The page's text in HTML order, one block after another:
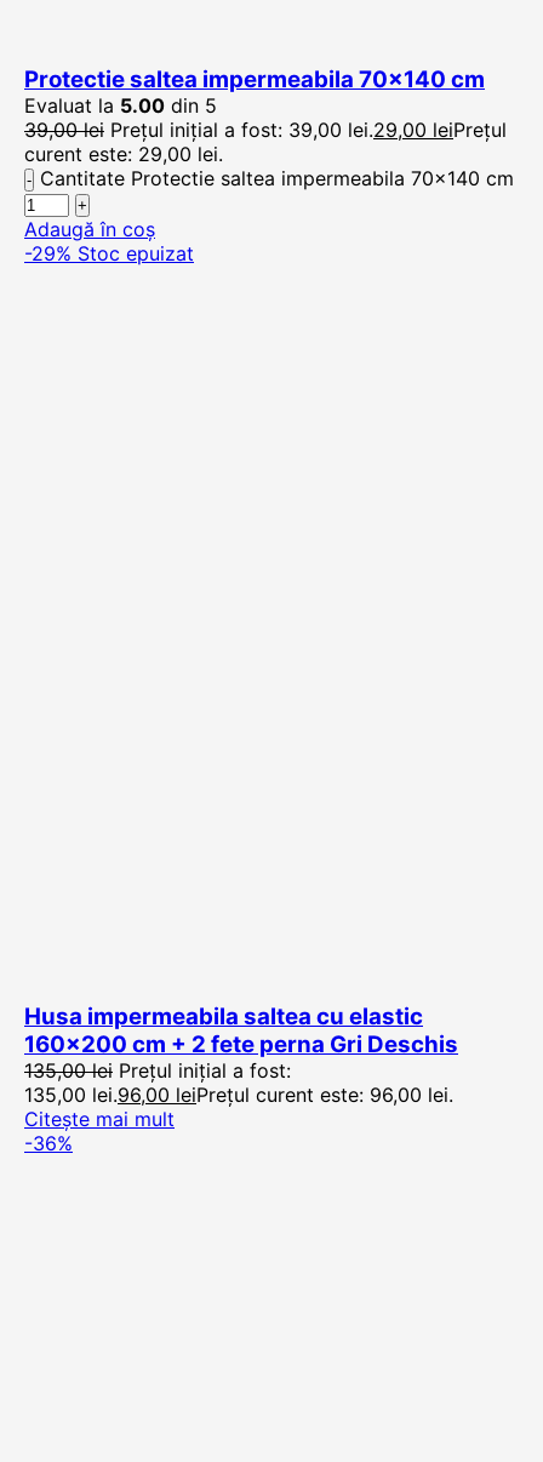
Protectie saltea impermeabila 70×140 cm
Evaluat la 5.00 din 5
39,00lei Prețul inițial a fost: 39,00 lei.29,00 leiPrețul
curent este: 29,00 lei.
Cantitate Protectie saltea impermeabila 70x140 cm
Adaugă în coș
-29% Stoc epuizat
Husa impermeabila saltea cu elastic
160×200 cm + 2 fete perna Gri Deschis
135,00lei Prețul inițial a fost:
135,00 lei.96,00 leiPrețul curent este: 96,00 lei.
Citește mai mult
-36%